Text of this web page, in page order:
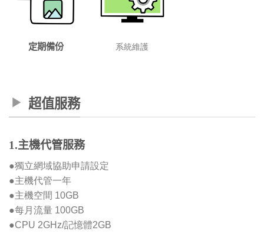
定期備份 系統維護
超值服務
1.主機代管服務
●獨立網域協助申請設定
●主機代管一年
●主機空間 10GB
●每月流量 100GB
●CPU 2GHz/記憶體2GB